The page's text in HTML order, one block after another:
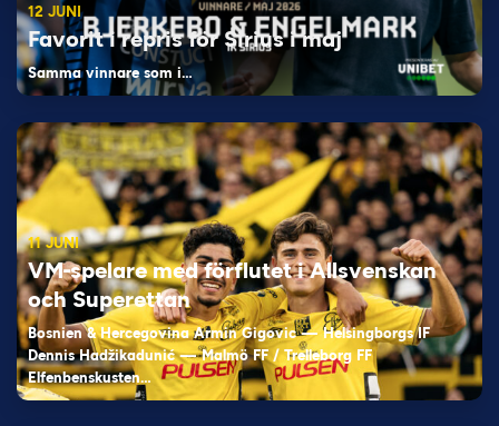
12 JUNI
Favorit i repris för Sirius i maj
Samma vinnare som i…
11 JUNI
VM-spelare med förflutet i Allsvenskan
och Superettan
Bosnien & Hercegovina Armin Gigovic — Helsingborgs IF
Dennis Hadžikadunić — Malmö FF / Trelleborg FF
Elfenbenskusten…